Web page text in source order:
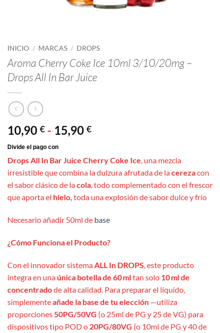
INICIO / MARCAS / DROPS
Aroma Cherry Coke Ice 10ml 3/10/20mg –
Drops All In Bar Juice
10,90 € - 15,90 €Rango
desde
10,90 €
hasta
15,90 €
Drops All In Bar Juice Cherry Coke Ice, una mezcla
irresistible que combina la dulzura afrutada de lacerezacon
el sabor clásico de lacola, todo complementado con el frescor
que aporta el hielo, toda una explosión de sabor dulce y frío
Necesario añadir 50ml de base
¿Cómo Funciona el Producto?
Con el innovador sistemaALL In DROPS, este producto
integra en una única botella de 60 mltan solo 10 ml de
concentradode alta calidad. Para preparar el líquido,
simplementeañade la base de tu elección —utiliza
proporciones50PG/50VG (o 25ml de PG y 25 de VG) para
dispositivos tipo POD o 20PG/80VG (o 10ml de PG y 40 de